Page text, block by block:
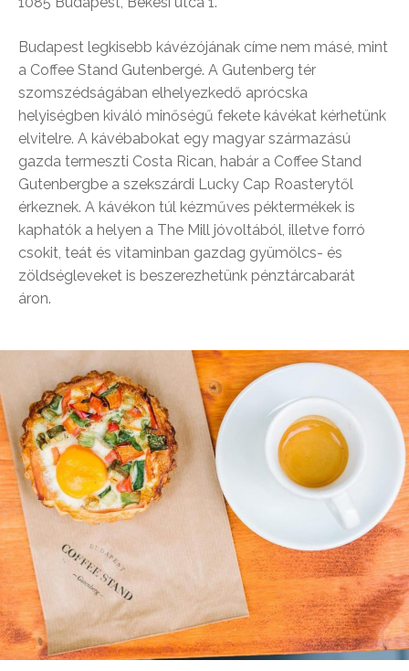
Budapest legkisebb kávézójának címe nem másé, mint
a Coffee Stand Gutenbergé. A Gutenberg tér
szomszédságában elhelyezkedő aprócska
helyiségben kiváló minőségű fekete kávékat kérhetünk
elvitelre. A kávébabokat egy magyar származású
gazda termeszti Costa Rican, habár a Coffee Stand
Gutenbergbe a szekszárdi Lucky Cap Roasterytől
érkeznek. A kávékon túl kézműves péktermékek is
kaphatók a helyen a The Mill jóvoltából, illetve forró
csokit, teát és vitaminban gazdag gyümölcs- és
zöldségleveket is beszerezhetünk pénztárcabarát
áron.